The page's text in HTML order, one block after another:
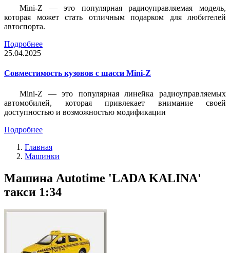
Mini-Z — это популярная радиоуправляемая модель,
которая может стать отличным подарком для любителей
автоспорта.
Подробнее
25.04.2025
Совместимость кузовов с шасси Mini-Z
Mini-Z — это популярная линейка радиоуправляемых
автомобилей, которая привлекает внимание своей
доступностью и возможностью модификации
Подробнее
Главная
Машинки
Машина Autotime 'LADA KALINA'
такси 1:34